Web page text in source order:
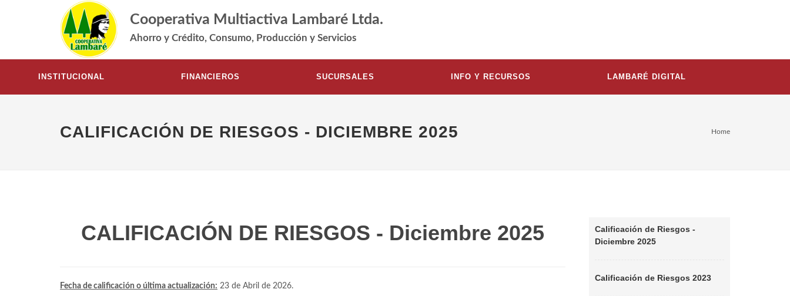
Cooperativa Multiactiva Lambaré Ltda.
Ahorro y Crédito, Consumo, Producción y Servicios
INSTITUCIONAL FINANCIEROS SUCURSALES INFO Y RECURSOS LAMBARÉ DIGITAL
CALIFICACIÓN DE RIESGOS - DICIEMBRE 2025 Home
CALIFICACIÓN DE RIESGOS - Diciembre 2025
Fecha de calificación o última actualización: 23 de Abril de 2026.
Calificación de Riesgos -
Diciembre 2025
Calificación de Riesgos 2023